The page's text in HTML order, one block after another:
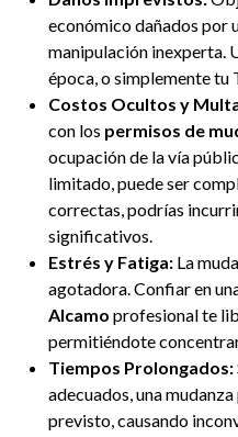
económico dañados por
manipulación inexperta.
época, o simplemente tu
Costos Ocultos y
con los permisos de
ocupación de la vía
limitado, puede ser
correctas, podrías
significativos.
Estrés y Fatiga: La
agotadora. Confiar en
Alcamo profesional te
permitiéndote
Tiempos Prolongados:
adecuados, una
previsto, causando